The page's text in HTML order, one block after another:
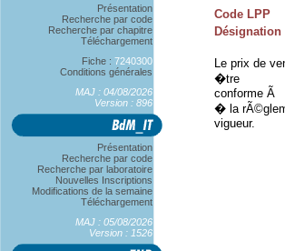
Présentation
Recherche par code
Recherche par chapitre
Téléchargement
Fiche : 7240300
Conditions générales
MAJ : 04/08/2026
Version : 896
Présentation
Recherche par code
Recherche par laboratoire
Nouvelles Inscriptions
Modifications de la semaine
Téléchargement
MAJ : 05/08/2026
Version : 1526
Code LPP
Désignation
Le prix de
�tre
conforme Ã
� la
vigueur.